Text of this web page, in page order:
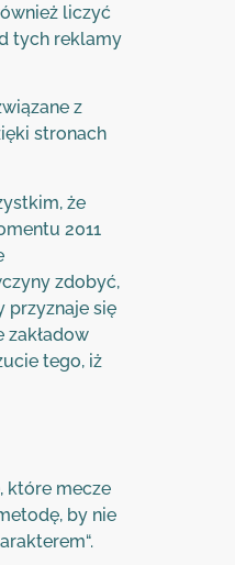
liczyć
tych reklamy
z
stronach
że
2011
zdobyć,
przyznaje się
zakładow
tego, iż
które mecze
by nie